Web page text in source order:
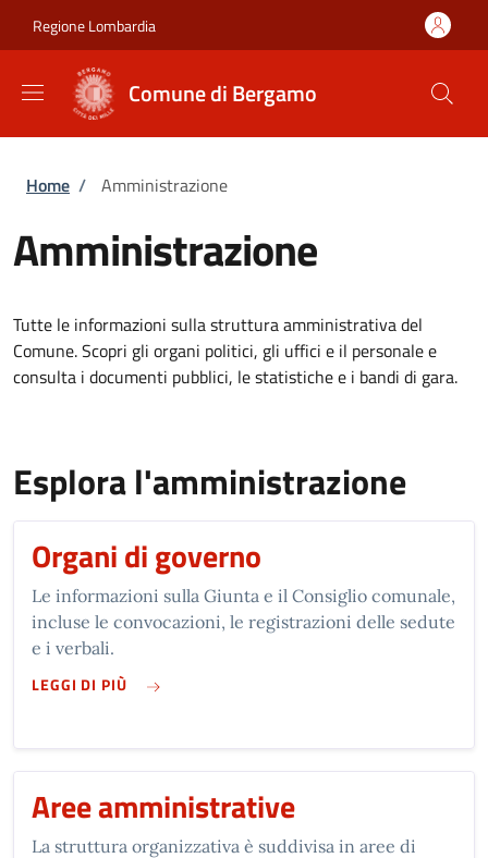
Regione Lombardia
Comune di Bergamo
Briciole di pane
Home / Amministrazione
Amministrazione
Tutte le informazioni sulla struttura amministrativa del
Comune. Scopri gli organi politici, gli uffici e il personale e
consulta i documenti pubblici, le statistiche e i bandi di gara.
Esplora l'amministrazione
Organi di governo
Le informazioni sulla Giunta e il Consiglio comunale,
incluse le convocazioni, le registrazioni delle sedute
e i verbali.
LEGGI DI PIÙSU ORGANI DI GOVERNO
Aree amministrative
La struttura organizzativa è suddivisa in aree di